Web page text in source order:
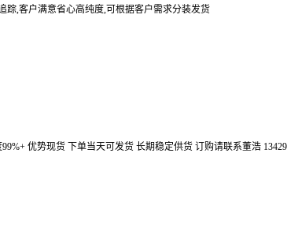
踪,客户满意省心高纯度,可根据客户需求分装发货
优势现货 下单当天可发货 长期稳定供货 订购请联系董浩